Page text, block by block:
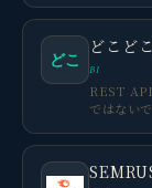
どこ
どこど
BI
REST
ではない